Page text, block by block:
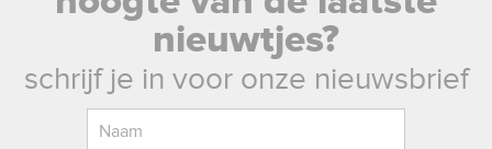
nieuwtjes?
schrijf je in voor onze nieuwsbrief